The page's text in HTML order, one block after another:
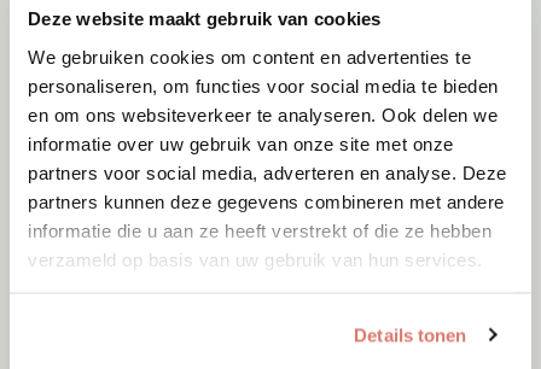
Deze website maakt gebruik van cookies
We gebruiken cookies om content en advertenties te
personaliseren, om functies voor social media te bieden
en om ons websiteverkeer te analyseren. Ook delen we
informatie over uw gebruik van onze site met onze
partners voor social media, adverteren en analyse. Deze
partners kunnen deze gegevens combineren met andere
informatie die u aan ze heeft verstrekt of die ze hebben
verzameld op basis van uw gebruik van hun services.
Details tonen